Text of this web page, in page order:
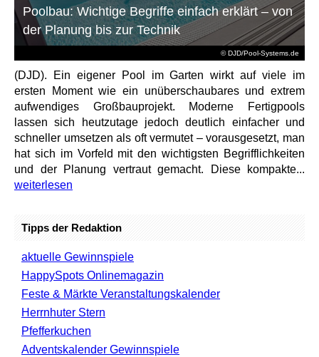
© DJD/Pool-Systems.de
Poolbau: Wichtige Begriffe einfach erklärt – von
der Planung bis zur Technik
(DJD). Ein eigener Pool im Garten wirkt auf viele im
ersten Moment wie ein unüberschaubares und extrem
aufwendiges Großbauprojekt. Moderne Fertigpools
lassen sich heutzutage jedoch deutlich einfacher und
schneller umsetzen als oft vermutet – vorausgesetzt, man
hat sich im Vorfeld mit den wichtigsten Begrifflichkeiten
und der Planung vertraut gemacht. Diese kompakte...
weiterlesen
Tipps der Redaktion
aktuelle Gewinnspiele
HappySpots Onlinemagazin
Feste & Märkte Veranstaltungskalender
Herrnhuter Stern
Pfefferkuchen
Adventskalender Gewinnspiele